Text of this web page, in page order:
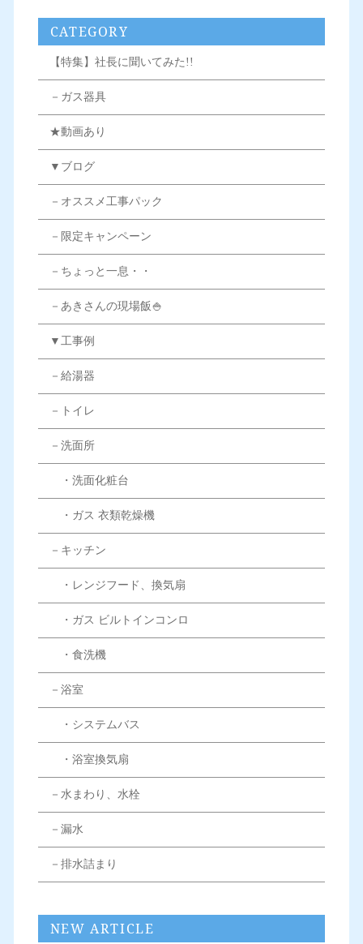
CATEGORY
【特集】社長に聞いてみた!!
－ガス器具
★動画あり
▼ブログ
－オススメ工事パック
－限定キャンペーン
－ちょっと一息・・
－あきさんの現場飯🍚
▼工事例
－給湯器
－トイレ
－洗面所
・洗面化粧台
・ガス 衣類乾燥機
－キッチン
・レンジフード、換気扇
・ガス ビルトインコンロ
・食洗機
－浴室
・システムバス
・浴室換気扇
－水まわり、水栓
－漏水
－排水詰まり
NEW ARTICLE